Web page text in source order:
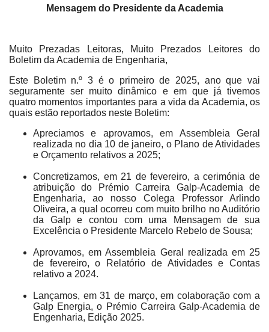
Mensagem do Presidente da Academia
Muito Prezadas Leitoras, Muito Prezados Leitores do
Boletim da Academia de Engenharia,
Este Boletim n.º 3 é o primeiro de 2025, ano que vai
seguramente ser muito dinâmico e em que já tivemos
quatro momentos importantes para a vida da Academia, os
quais estão reportados neste Boletim:
Apreciamos e aprovamos, em Assembleia Geral
realizada no dia 10 de janeiro, o Plano de Atividades
e Orçamento relativos a 2025;
Concretizamos, em 21 de fevereiro, a cerimónia de
atribuição do Prémio Carreira Galp-Academia de
Engenharia, ao nosso Colega Professor Arlindo
Oliveira, a qual ocorreu com muito brilho no Auditório
da Galp e contou com uma Mensagem de sua
Excelência o Presidente Marcelo Rebelo de Sousa;
Aprovamos, em Assembleia Geral realizada em 25
de fevereiro, o Relatório de Atividades e Contas
relativo a 2024.
Lançamos, em 31 de março, em colaboração com a
Galp Energia, o Prémio Carreira Galp-Academia de
Engenharia, Edição 2025.